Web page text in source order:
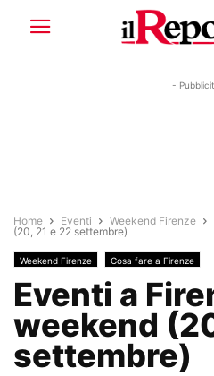
-
Home Eventi Weekend Firenze
(20, 21 e 22 settembre)
Weekend Firenze Cosa fare a Firenze
Eventi a
weekend
settembre)